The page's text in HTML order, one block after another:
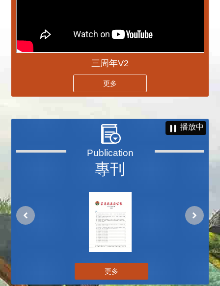
三周年V2
更多
專刊
播放中
更多